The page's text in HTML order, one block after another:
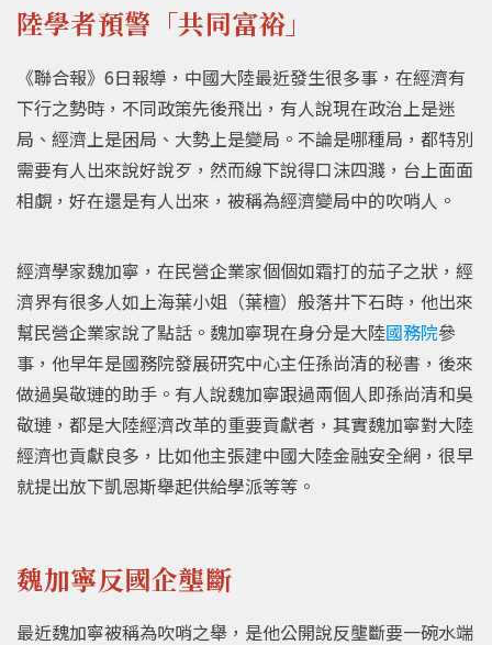
陸學者預警「共同富裕」
《聯合報》6日報導，中國大陸最近發生很多事，在經濟有
下行之勢時，不同政策先後飛出，有人說現在政治上是迷
局、經濟上是困局、大勢上是變局。不論是哪種局，都特別
需要有人出來說好說歹，然而線下說得口沫四濺，台上面面
相覷，好在還是有人出來，被稱為經濟變局中的吹哨人。
經濟學家魏加寧，在民營企業家個個如霜打的茄子之狀，經
濟界有很多人如上海葉小姐（葉檀）般落井下石時，他出來
幫民營企業家說了點話。魏加寧現在身分是大陸國務院參
事，他早年是國務院發展研究中心主任孫尚清的秘書，後來
做過吳敬璉的助手。有人說魏加寧跟過兩個人即孫尚清和吳
敬璉，都是大陸經濟改革的重要貢獻者，其實魏加寧對大陸
經濟也貢獻良多，比如他主張建中國大陸金融安全網，很早
就提出放下凱恩斯舉起供給學派等等。
魏加寧反國企壟斷
最近魏加寧被稱為吹哨之舉，是他公開說反壟斷要一碗水端